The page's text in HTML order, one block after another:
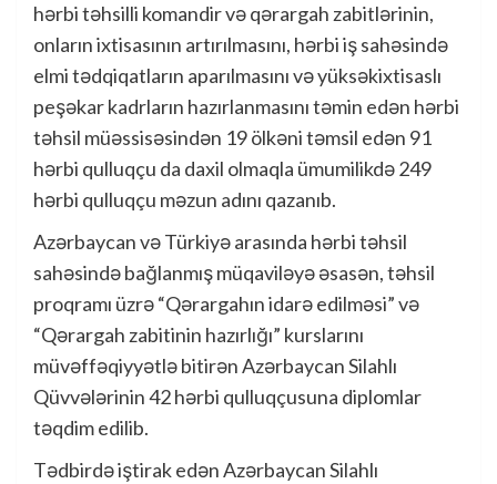
hərbi təhsilli komandir və qərargah zabitlərinin,
onların ixtisasının artırılmasını, hərbi iş sahəsində
elmi tədqiqatların aparılmasını və yüksəkixtisaslı
peşəkar kadrların hazırlanmasını təmin edən hərbi
təhsil müəssisəsindən 19 ölkəni təmsil edən 91
hərbi qulluqçu da daxil olmaqla ümumilikdə 249
hərbi qulluqçu məzun adını qazanıb.
Azərbaycan və Türkiyə arasında hərbi təhsil
sahəsində bağlanmış müqaviləyə əsasən, təhsil
proqramı üzrə “Qərargahın idarə edilməsi” və
“Qərargah zabitinin hazırlığı” kurslarını
müvəffəqiyyətlə bitirən Azərbaycan Silahlı
Qüvvələrinin 42 hərbi qulluqçusuna diplomlar
təqdim edilib.
Tədbirdə iştirak edən Azərbaycan Silahlı